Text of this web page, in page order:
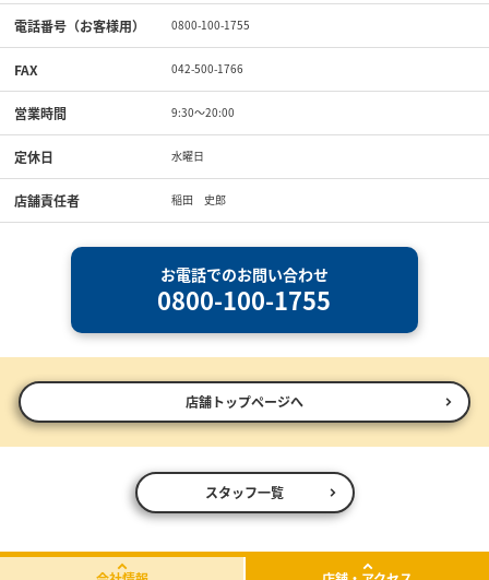
電話番号（お客様用） 0800-100-1755
FAX 042-500-1766
営業時間 9:30〜20:00
定休日 水曜日
店舗責任者 稲田 史郎
お電話でのお問い合わせ
0800-100-1755
店舗トップページへ
スタッフ一覧